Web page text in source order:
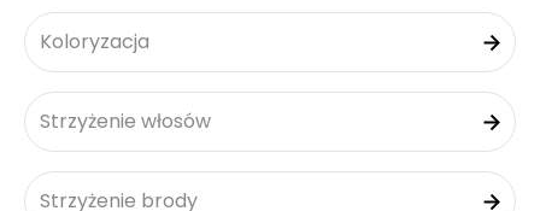
Koloryzacja
Strzyżenie włosów
Strzyżenie brody